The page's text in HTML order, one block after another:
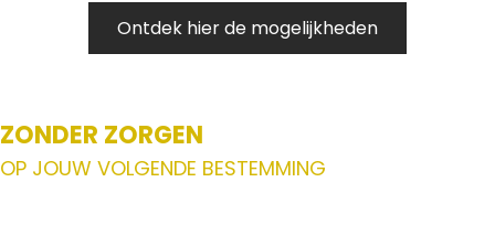
Ontdek hier de mogelijkheden
ZONDER ZORGEN
OP JOUW VOLGENDE BESTEMMING